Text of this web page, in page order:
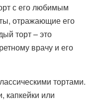
с его любимым
отражающие его
торт – это
врачу и его
тортами.
капкейки или